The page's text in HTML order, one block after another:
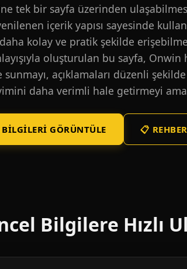
tek bir sayfa üzerinden ulaşabilmesi
içerik yapısı sayesinde
daha kolay ve pratik şekilde
oluşturulan bu sayfa,
sunmayı, açıklamaları düzenli
daha verimli hale getirmeyi
BILGILERI GÖRÜNTÜLE 📋
Bilgilere Hızlı